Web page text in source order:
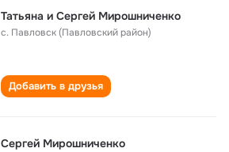
Татьяна и Сергей Мирошниченко
с. Павловск (Павловский район)
Добавить в друзья
Сергей Мирошниченко